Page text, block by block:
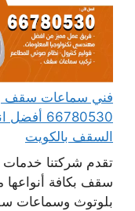
فني سماعات سقف
66780530
السقف بالكويت
تقدم شركتنا
سقف بكافة